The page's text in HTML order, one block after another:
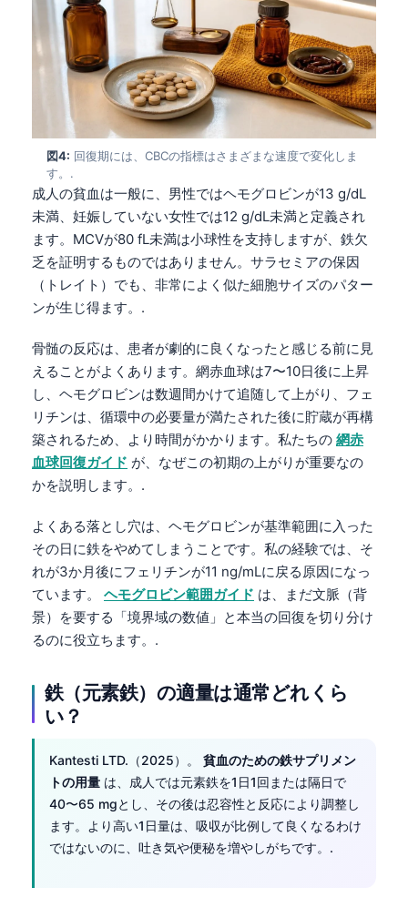
図4: 回復期には、CBCの指標はさまざまな速度で変化しま
す。.
成人の貧血は一般に、男性ではヘモグロビンが13 g/dL
未満、妊娠していない女性では12 g/dL未満と定義され
ます。MCVが80 fL未満は小球性を支持しますが、鉄欠
乏を証明するものではありません。サラセミアの保因
（トレイト）でも、非常によく似た細胞サイズのパター
ンが生じ得ます。.
骨髄の反応は、患者が劇的に良くなったと感じる前に見
えることがよくあります。網赤血球は7〜10日後に上昇
し、ヘモグロビンは数週間かけて追随して上がり、フェ
リチンは、循環中の必要量が満たされた後に貯蔵が再構
築されるため、より時間がかかります。私たちの 網赤
血球回復ガイド が、なぜこの初期の上がりが重要なの
かを説明します。.
よくある落とし穴は、ヘモグロビンが基準範囲に入った
その日に鉄をやめてしまうことです。私の経験では、そ
れが3か月後にフェリチンが11 ng/mLに戻る原因になっ
ています。 ヘモグロビン範囲ガイド は、まだ文脈（背
景）を要する「境界域の数値」と本当の回復を切り分け
るのに役立ちます。.
鉄（元素鉄）の適量は通常どれくら
い？
Kantesti LTD.（2025）。 貧血のための鉄サプリメン
トの用量 は、成人では元素鉄を1日1回または隔日で
40〜65 mgとし、その後は忍容性と反応により調整し
ます。より高い1日量は、吸収が比例して良くなるわけ
ではないのに、吐き気や便秘を増やしがちです。.